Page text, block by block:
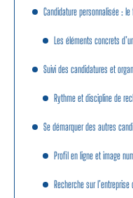
Candidature personnalisée :
Les éléments concrets
Suivi des candidatures et
Rythme et discipline de
Se démarquer des autres
Profil en ligne et image
Recherche sur l’entreprise